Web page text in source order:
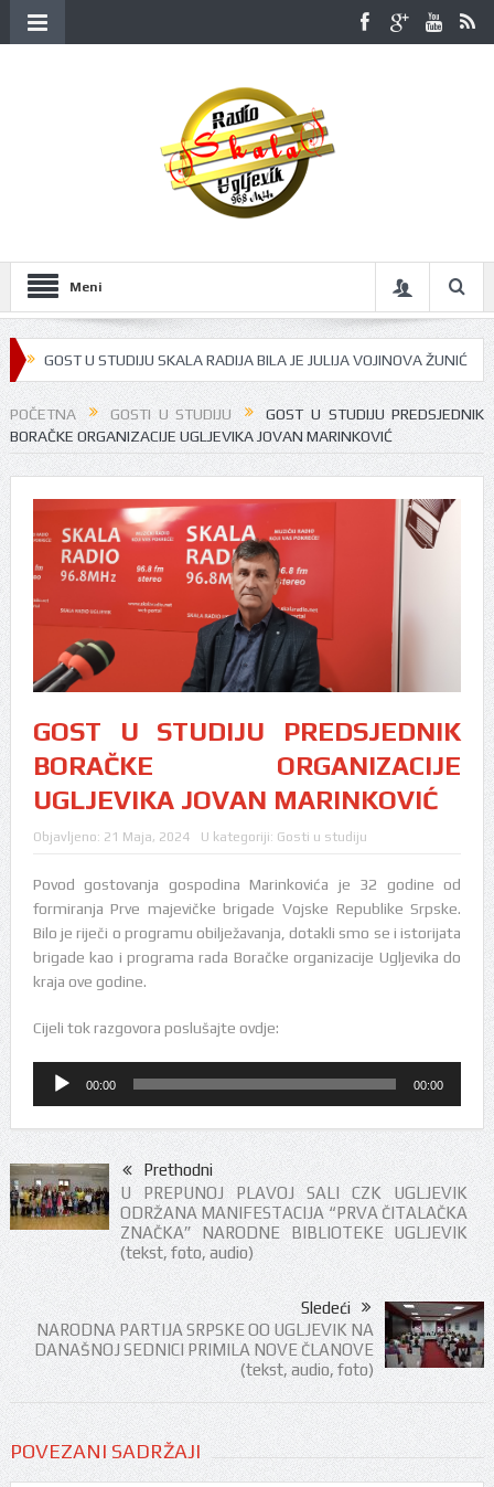
Meni
GOST U STUDIJU SKALA RADIJA BILA JE JULIJA VOJINOVA ŽUNIĆ U
POČETNA GOSTI U STUDIJU
GOST U STUDIJU PREDSJEDNIK
BORAČKE ORGANIZACIJE UGLJEVIKA JOVAN MARINKOVIĆ
GOST U STUDIJU PREDSJEDNIK
BORAČKE ORGANIZACIJE
UGLJEVIKA JOVAN MARINKOVIĆ
Objavljeno: 21 Maja, 2024 U kategoriji: Gosti u studiju
Povod gostovanja gospodina Marinkovića je 32 godine od
formiranja Prve majevičke brigade Vojske Republike Srpske.
Bilo je riječi o programu obilježavanja, dotakli smo se i istorijata
brigade kao i programa rada Boračke organizacije Ugljevika do
kraja ove godine.
Cijeli tok razgovora poslušajte ovdje:
Audio
Player
00:00 00:00
Prethodni
U PREPUNOJ PLAVOJ SALI CZK UGLJEVIK
ODRŽANA MANIFESTACIJA “PRVA ČITALAČKA
ZNAČKA” NARODNE BIBLIOTEKE UGLJEVIK
(tekst, foto, audio)
Sledeći
NARODNA PARTIJA SRPSKE OO UGLJEVIK NA
DANAŠNOJ SEDNICI PRIMILA NOVE ČLANOVE
(tekst, audio, foto)
POVEZANI SADRŽAJI